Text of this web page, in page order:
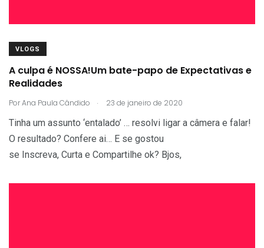
VLOGS
A culpa é NOSSA!Um bate-papo de Expectativas e
Realidades
PorAna Paula Cândido . 23 de janeiro de 2020
Tinha um assunto ‘entalado’ … resolvi ligar a câmera e falar!
O resultado? Confere ai… E se gostou
se Inscreva, Curta e Compartilhe ok? Bjos,